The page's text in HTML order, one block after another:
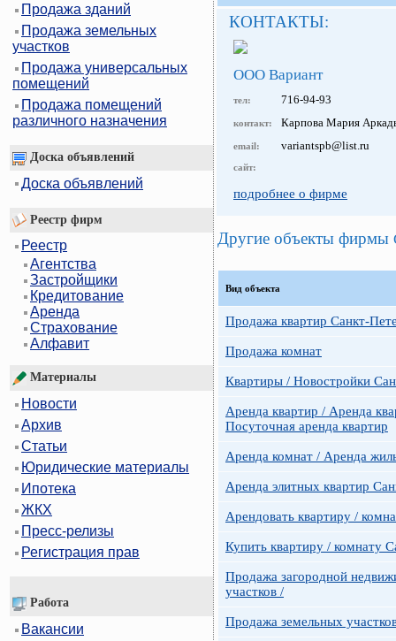
Продажа зданий
Продажа земельных
участков
Продажа универсальных
помещений
Продажа помещений
различного назначения
Доска объявлений
Доска объявлений
Реестр фирм
Реестр
Агентства
Застройщики
Кредитование
Аренда
Страхование
Алфавит
Материалы
Новости
Архив
Статьи
Юридические материалы
Ипотека
ЖКХ
Пресс-релизы
Регистрация прав
Работа
Вакансии
КОНТАКТЫ:
ООО Вариант
тел: 716-94-93
контакт: Карпова Мария
email: variantspb@list.ru
сайт:
подробнее о фирме
Другие объекты фирмы
Вид объекта
Продажа квартир Санкт-
Продажа комнат
Квартиры / Новостройки
Аренда квартир / Аренда
Посуточная аренда квартир
Аренда комнат / Аренда
Аренда элитных квартир
Арендовать квартиру /
Купить квартиру / комнату
Продажа загородной
участков /
Продажа земельных